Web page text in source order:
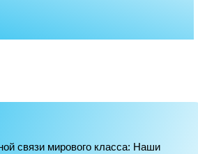
связи мирового класса: Наши